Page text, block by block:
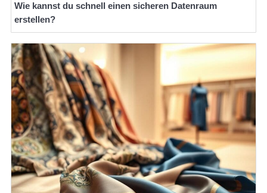
Wie kannst du schnell einen sicheren Datenraum
erstellen?